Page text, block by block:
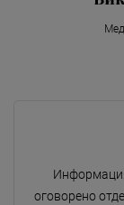
оговорено